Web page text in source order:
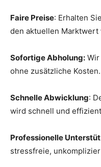
Faire Preise: Erhalten
den aktuellen
Sofortige Abholung:
ohne zusätzliche Kosten.
Schnelle Abwicklung:
wird schnell und
Professionelle
stressfreie,